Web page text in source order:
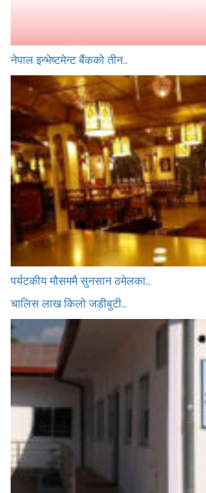
नेपाल इन्भेष्टमेन्ट बैंकको तीन…
पर्यटकीय मौसममै सुनसान ठमेलका…
चालिस लाख किलो जडीबुटी…